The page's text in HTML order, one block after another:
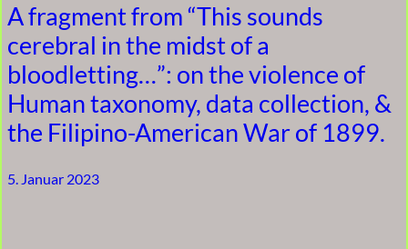
A fragment from “This sounds
cerebral in the midst of a
bloodletting…”: on the violence of
Human taxonomy, data collection, &
the Filipino-American War of 1899.
5. Januar 2023